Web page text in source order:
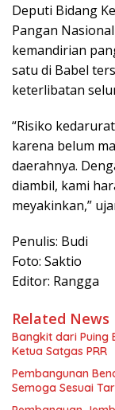
Deputi Bidang
Pangan
kemandirian
satu di Babel
keterlibatan
“Risiko
karena belum
daerahnya.
diambil, kami
meyakinkan,”
Penulis: Budi
Foto: Saktio
Editor: Rangga
Related News
Bangkit dari Puing
Ketua Satgas PRR
Pembangunan
Semoga Sesuai